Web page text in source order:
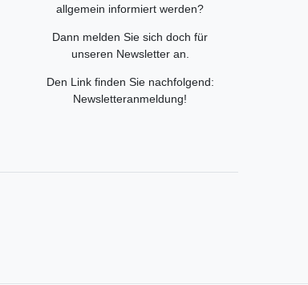
allgemein informiert werden?
Dann melden Sie sich doch für
unseren Newsletter an.
Den Link finden Sie nachfolgend:
Newsletteranmeldung!